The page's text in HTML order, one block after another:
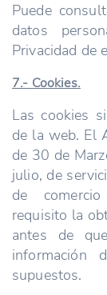
Puede
datos
Privacidad de
7.- Cookies.
Las cookies
de la web. El
de 30 de
julio, de
de
requisito la
antes de
información
supuestos.